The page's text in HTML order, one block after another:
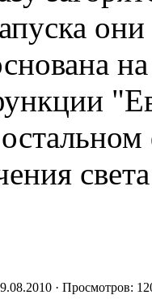
на
· Просмотров: